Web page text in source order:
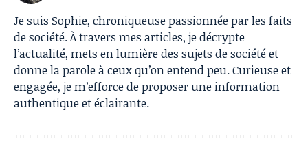
Je suis Sophie, chroniqueuse passionnée par les faits
de société. À travers mes articles, je décrypte
l’actualité, mets en lumière des sujets de société et
donne la parole à ceux qu’on entend peu. Curieuse et
engagée, je m’efforce de proposer une information
authentique et éclairante.